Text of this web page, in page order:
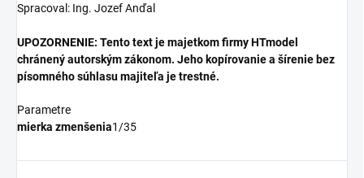
Spracoval: Ing. Jozef Anďal
UPOZORNENIE: Tento text je majetkom firmy HTmodel
chránený autorským zákonom. Jeho kopírovanie a šírenie bez
písomného súhlasu majiteľa je trestné.
Parametre
mierka zmenšenia1/35